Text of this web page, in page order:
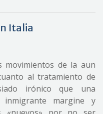
Italia
movimientos de la aun
al tratamiento de
irónico que una
inmigrante margine y